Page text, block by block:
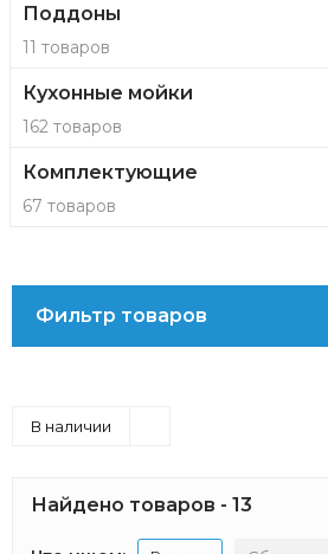
Поддоны
11 товаров
Кухонные мойки
162 товаров
Комплектующие
67 товаров
Фильтр товаров
В наличии
Найдено товаров - 13